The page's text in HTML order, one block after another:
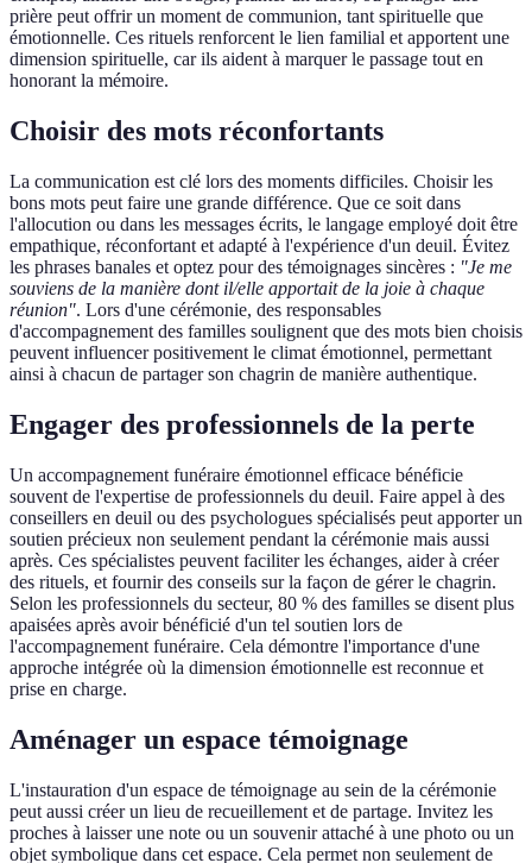
prière peut offrir un moment de communion, tant spirituelle que
émotionnelle. Ces rituels renforcent le lien familial et apportent une
dimension spirituelle, car ils aident à marquer le passage tout en
honorant la mémoire.
Choisir des mots réconfortants
La communication est clé lors des moments difficiles. Choisir les
bons mots peut faire une grande différence. Que ce soit dans
l'allocution ou dans les messages écrits, le langage employé doit être
empathique, réconfortant et adapté à l'expérience d'un deuil. Évitez
les phrases banales et optez pour des témoignages sincères : "Je me
souviens de la manière dont il/elle apportait de la joie à chaque
réunion". Lors d'une cérémonie, des responsables
d'accompagnement des familles soulignent que des mots bien choisis
peuvent influencer positivement le climat émotionnel, permettant
ainsi à chacun de partager son chagrin de manière authentique.
Engager des professionnels de la perte
Un accompagnement funéraire émotionnel efficace bénéficie
souvent de l'expertise de professionnels du deuil. Faire appel à des
conseillers en deuil ou des psychologues spécialisés peut apporter un
soutien précieux non seulement pendant la cérémonie mais aussi
après. Ces spécialistes peuvent faciliter les échanges, aider à créer
des rituels, et fournir des conseils sur la façon de gérer le chagrin.
Selon les professionnels du secteur, 80 % des familles se disent plus
apaisées après avoir bénéficié d'un tel soutien lors de
l'accompagnement funéraire. Cela démontre l'importance d'une
approche intégrée où la dimension émotionnelle est reconnue et
prise en charge.
Aménager un espace témoignage
L'instauration d'un espace de témoignage au sein de la cérémonie
peut aussi créer un lieu de recueillement et de partage. Invitez les
proches à laisser une note ou un souvenir attaché à une photo ou un
objet symbolique dans cet espace. Cela permet non seulement de